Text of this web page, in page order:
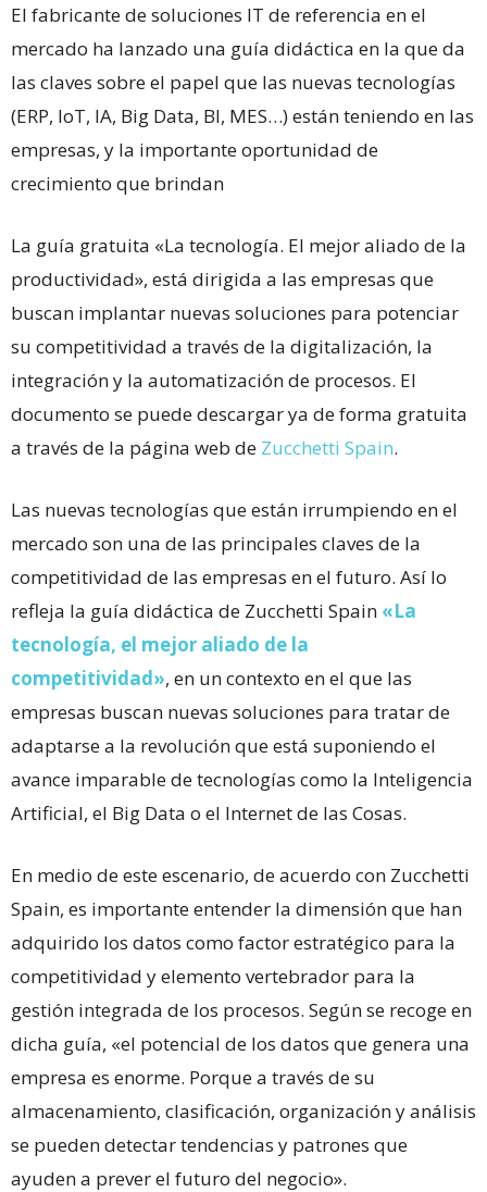
El fabricante de soluciones IT de referencia en el
mercado ha lanzado una guía didáctica en la que da
las claves sobre el papel que las nuevas tecnologías
(ERP, IoT, IA, Big Data, BI, MES…) están teniendo en las
empresas, y la importante oportunidad de
crecimiento que brindan
La guía gratuita «La tecnología. El mejor aliado de la
productividad», está dirigida a las empresas que
buscan implantar nuevas soluciones para potenciar
su competitividad a través de la digitalización, la
integración y la automatización de procesos. El
documento se puede descargar ya de forma gratuita
a través de la página web de Zucchetti Spain.
Las nuevas tecnologías que están irrumpiendo en el
mercado son una de las principales claves de la
competitividad de las empresas en el futuro. Así lo
refleja la guía didáctica de Zucchetti Spain «La
tecnología, el mejor aliado de la
competitividad», en un contexto en el que las
empresas buscan nuevas soluciones para tratar de
adaptarse a la revolución que está suponiendo el
avance imparable de tecnologías como la Inteligencia
Artificial, el Big Data o el Internet de las Cosas.
En medio de este escenario, de acuerdo con Zucchetti
Spain, es importante entender la dimensión que han
adquirido los datos como factor estratégico para la
competitividad y elemento vertebrador para la
gestión integrada de los procesos. Según se recoge en
dicha guía, «el potencial de los datos que genera una
empresa es enorme. Porque a través de su
almacenamiento, clasificación, organización y análisis
se pueden detectar tendencias y patrones que
ayuden a prever el futuro del negocio».